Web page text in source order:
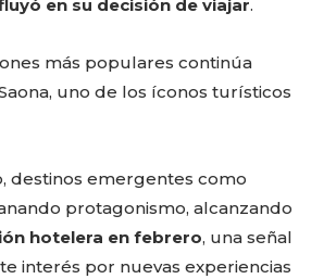
Don't miss
out!
Sing up for our newsletter
en su decisión de viajar.
más populares continúa
uno de los íconos turísticos
destinos emergentes como
protagonismo, alcanzando
hotelera en febrero, una señal
interés por nuevas experiencias